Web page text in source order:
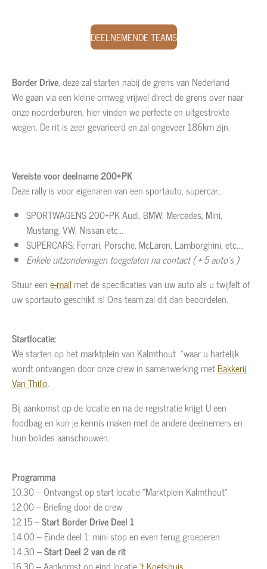
DEELNEMENDE TEAMS
Border Drive, deze zal starten nabij de grens van Nederland
We gaan via een kleine omweg vrijwel direct de grens over naar
onze noorderburen, hier vinden we perfecte en uitgestrekte
wegen. De rit is zeer gevarieerd en zal ongeveer 186km zijn.
Vereiste voor deelname 200+PK
Deze rally is voor eigenaren van een sportauto, supercar...
SPORTWAGENS 200+PK Audi, BMW, Mercedes, Mini,
Mustang, VW, Nissan etc...
SUPERCARS: Ferrari, Porsche, McLaren, Lamborghini, etc...,
Enkele uitzonderingen toegelaten na contact( +-5 auto's )
Stuur eene-mail met de specificaties van uw auto als u twijfelt of
uw sportauto geschikt is! Ons team zal dit dan beoordelen.
Startlocatie:
We starten op het marktplein van Kalmthout "waar u hartelijk
wordt ontvangen door onze crew in samenwerking metBakkerij
Van Thillo.
Bij aankomst op de locatie en na de registratie krijgt U een
foodbag en kun jekennis maken met de andere deelnemers en
hun bolides aanschouwen.
Programma
10.30 – Ontvangst op start locatie "Marktplein Kalmthout"
12.00 – Briefing door de crew
12.15 –Start Border Drive Deel 1
14.00 –Einde deel 1: mini stop en even terug groeperen
14.30 –Start Deel 2 van de rit